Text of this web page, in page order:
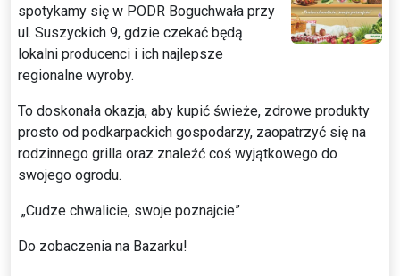
spotykamy się w PODR Boguchwała przy
ul. Suszyckich 9, gdzie czekać będą
lokalni producenci i ich najlepsze
regionalne wyroby.
To doskonała okazja, aby kupić świeże, zdrowe produkty
prosto od podkarpackich gospodarzy, zaopatrzyć się na
rodzinnego grilla oraz znaleźć coś wyjątkowego do
swojego ogrodu.
„Cudze chwalicie, swoje poznajcie”
Do zobaczenia na Bazarku!